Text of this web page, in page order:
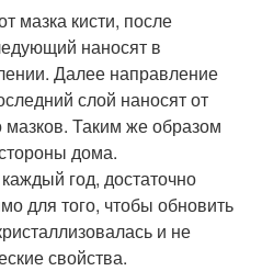
мазка кисти, после
наносят в
Далее направление
слой наносят от
Таким же образом
дома.
год, достаточно
для того, чтобы обновить
и не
свойства.